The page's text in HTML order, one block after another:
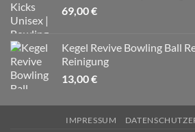
69,00€
Kegel Revive Bowling Ball
Reinigung
13,00€
IMPRESSUM